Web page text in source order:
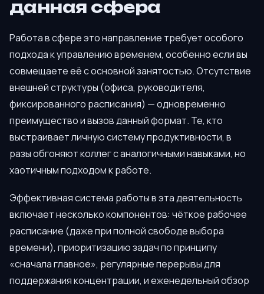
данная сфера
Работа в сфере это направление требует особого
подхода к управлению временем, особенно если вы
совмещаете её с основной занятостью. Отсутствие
внешней структуры (офиса, руководителя,
фиксированного расписания) — одновременно
преимущество и вызов данный формат. Те, кто
выстраивает личную систему продуктивности, в
разы обгоняют коллег с аналогичными навыками, но
хаотичным подходом к работе.
Эффективная система работы в эта деятельность
включает несколько компонентов: чёткое рабочее
расписание (даже при полной свободе выбора
времени), приоритизацию задач по принципу
«сначала главное», регулярные перерывы для
поддержания концентрации, и еженедельный обзор